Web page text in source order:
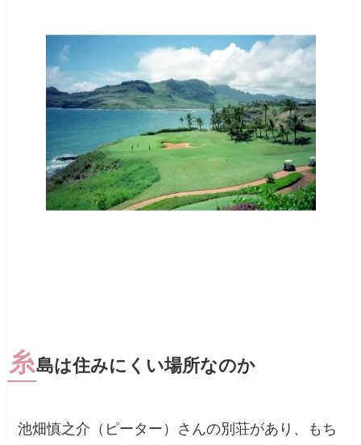
糸島は住みにくい場所なのか
池畑慎之介（ピーター）さんの別荘があり、もち